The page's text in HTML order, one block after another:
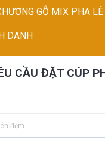
GỖ MIX PHA LÊ
DANH
CẦU ĐẶT CÚP